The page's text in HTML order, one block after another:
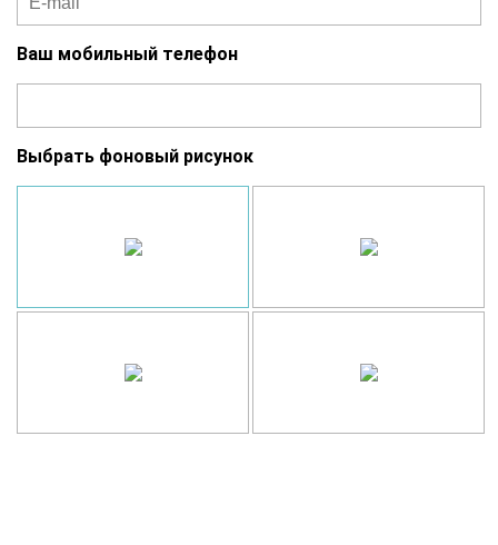
Ваш мобильный телефон
Выбрать фоновый рисунок